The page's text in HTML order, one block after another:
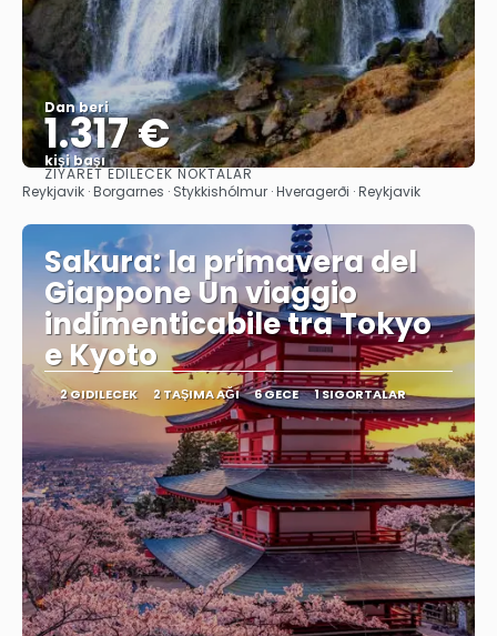
Dan beri
1.317 €
kişi başı
Görüntüle
ZIYARET EDILECEK NOKTALAR
Reykjavik · Borgarnes · Stykkishólmur · Hveragerði · Reykjavik
Sakura: la primavera del
Giappone Un viaggio
indimenticabile tra Tokyo
e Kyoto
2 GIDILECEK 2 TAŞIMA AĞI 6 GECE 1 SIGORTALAR